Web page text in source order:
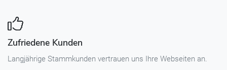
Zufriedene Kunden
Langjährige Stammkunden vertrauen uns Ihre Webseiten an.